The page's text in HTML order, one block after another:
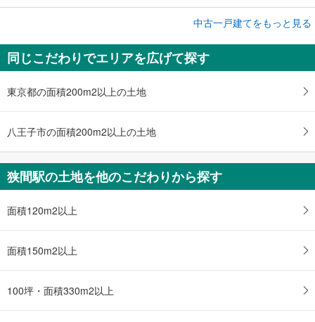
八王子市城山手1丁目
4,249万円
3LDK
土地面積 181.95m
中古一戸建てをもっと見る
同じこだわりでエリアを広げて探す
東京都の面積200m2以上の土地
八王子市の面積200m2以上の土地
狭間駅の土地を他のこだわりから探す
面積120m2以上
面積150m2以上
100坪・面積330m2以上